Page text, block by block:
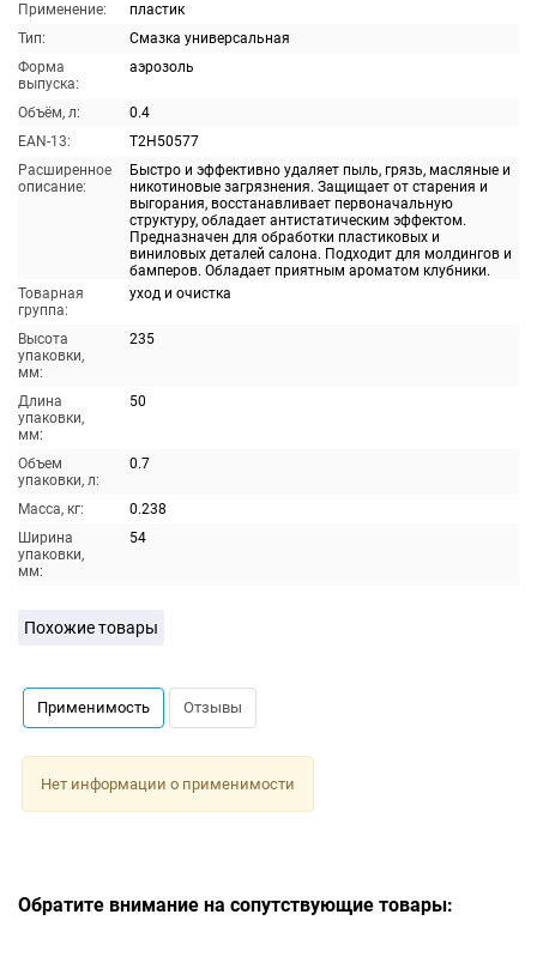
Применение:
пластик
Тип:
Смазка универсальная
Форма
выпуска:
аэрозоль
Объём, л:
0.4
EAN-13:
T2H50577
Расширенное
описание:
Быстро и эффективно удаляет пыль, грязь, масляные и
никотиновые загрязнения. Защищает от старения и
выгорания, восстанавливает первоначальную
структуру, обладает антистатическим эффектом.
Предназначен для обработки пластиковых и
виниловых деталей салона. Подходит для молдингов и
бамперов. Обладает приятным ароматом клубники.
Товарная
группа:
уход и очистка
Высота
упаковки,
мм:
235
Длина
упаковки,
мм:
50
Объем
упаковки, л:
0.7
Масса, кг:
0.238
Ширина
упаковки,
мм:
54
Похожие товары
Применимость Отзывы
Нет информации о применимости
Обратите внимание на сопутствующие товары: